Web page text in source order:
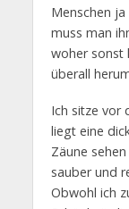
Menschen
muss man
woher sonst
überall
Ich sitze vor
liegt eine
Zäune
sauber und
Obwohl ich